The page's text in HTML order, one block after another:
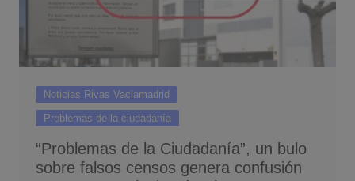
Noticias Rivas Vaciamadrid
Problemas de la ciudadanía
“Problemas de la Ciudadanía”, un bulo
sobre falsos censos genera confusión